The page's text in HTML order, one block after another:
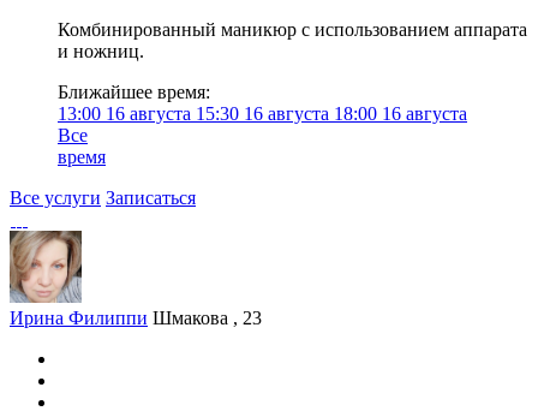
Комбинированный маникюр с использованием аппарата
и ножниц.
Ближайшее время:
13:00 16 августа 15:30 16 августа 18:00 16 августа
Все
время
Все услуги Записаться
Ирина Филиппи Шмакова , 23